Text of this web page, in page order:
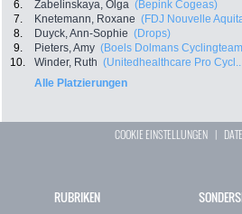
6.
Zabelinskaya, Olga (Bepink Cogeas)
7.
Knetemann, Roxane (FDJ Nouvelle
8.
Duyck, Ann-Sophie (Drops)
9.
Pieters, Amy (Boels Dolmans
10.
Winder, Ruth (Unitedhealthcare Pro
Alle Platzierungen
COOKIE EINSTELLUNGEN |
RUBRIKEN